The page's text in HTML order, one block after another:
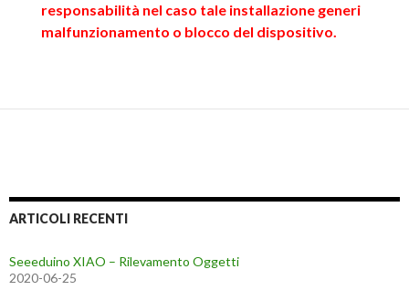
responsabilità nel caso tale installazione generi
malfunzionamento o blocco del dispositivo.
ARTICOLI RECENTI
Seeeduino XIAO – Rilevamento Oggetti
2020-06-25